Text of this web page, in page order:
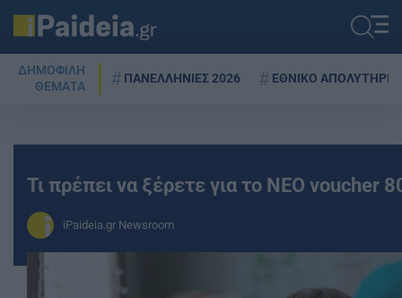
ΔΗΜΟΦΙΛΗ
ΘΕΜΑΤΑ
ΠΑΝΕΛΛΗΝΙΕΣ 2026 ΕΘΝΙΚΟ ΑΠΟΛΥΤΗΡΙΟ
Τι πρέπει να ξέρετε για το ΝΕΟ voucher
iPaideia.gr Newsroom